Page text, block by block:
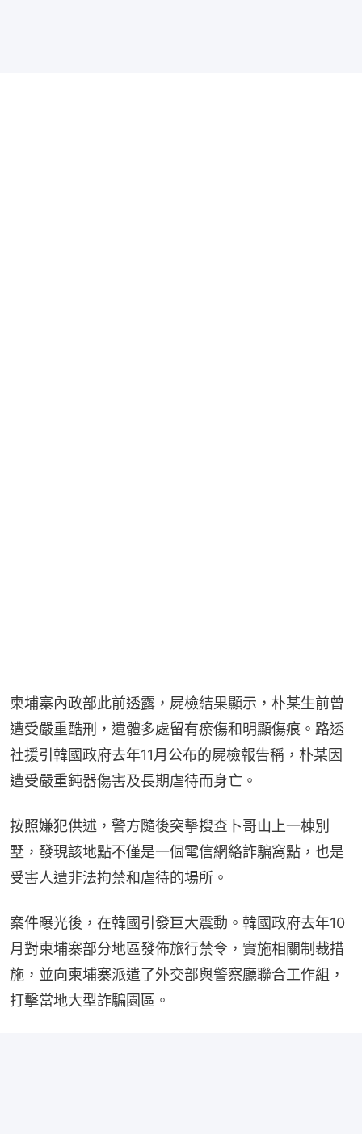
柬埔寨內政部此前透露，屍檢結果顯示，朴某生前曾
遭受嚴重酷刑，遺體多處留有瘀傷和明顯傷痕。路透
社援引韓國政府去年11月公布的屍檢報告稱，朴某因
遭受嚴重鈍器傷害及長期虐待而身亡。
按照嫌犯供述，警方隨後突擊搜查卜哥山上一棟別
墅，發現該地點不僅是一個電信網絡詐騙窩點，也是
受害人遭非法拘禁和虐待的場所。
案件曝光後，在韓國引發巨大震動。韓國政府去年10
月對柬埔寨部分地區發佈旅行禁令，實施相關制裁措
施，並向柬埔寨派遣了外交部與警察廳聯合工作組，
打擊當地大型詐騙園區。